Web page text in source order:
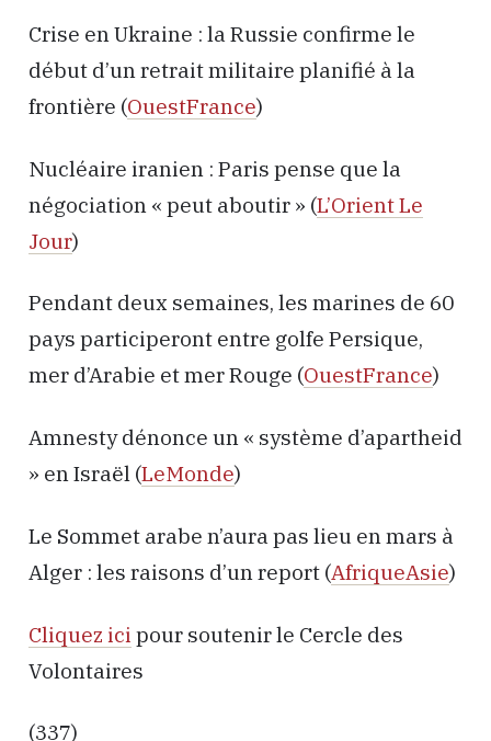
Crise en Ukraine : la Russie confirme le
début d’un retrait militaire planifié à la
frontière (OuestFrance)
Nucléaire iranien : Paris pense que la
négociation « peut aboutir » (L’Orient Le
Jour)
Pendant deux semaines, les marines de 60
pays participeront entre golfe Persique,
mer d’Arabie et mer Rouge (OuestFrance)
Amnesty dénonce un « système d’apartheid
» en Israël (LeMonde)
Le Sommet arabe n’aura pas lieu en mars à
Alger : les raisons d’un report (AfriqueAsie)
Cliquez ici pour soutenir le Cercle des
Volontaires
(337)